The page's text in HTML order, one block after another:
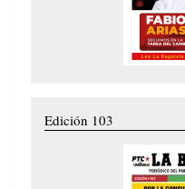
Edición 103